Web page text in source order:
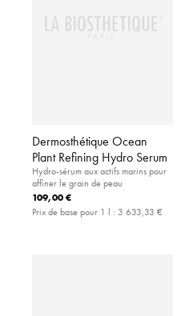
Dermosthétique Ocean
Plant Refining Hydro Serum
Hydro-sérum aux actifs marins pour
affiner le grain de peau
109,00 €
Prix de base pour 1 l : 3 633,33 €